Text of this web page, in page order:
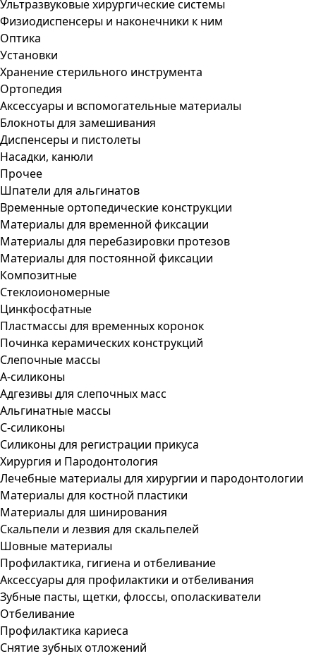
Ультразвуковые хирургические системы
Физиодиспенсеры и наконечники к ним
Оптика
Установки
Хранение стерильного инструмента
Ортопедия
Аксессуары и вспомогательные материалы
Блокноты для замешивания
Диспенсеры и пистолеты
Насадки, канюли
Прочее
Шпатели для альгинатов
Временные ортопедические конструкции
Материалы для временной фиксации
Материалы для перебазировки протезов
Материалы для постоянной фиксации
Композитные
Стеклоиономерные
Цинкфосфатные
Пластмассы для временных коронок
Починка керамических конструкций
Слепочные массы
А-силиконы
Адгезивы для слепочных масс
Альгинатные массы
С-силиконы
Силиконы для регистрации прикуса
Хирургия и Пародонтология
Лечебные материалы для хирургии и пародонтологии
Материалы для костной пластики
Материалы для шинирования
Скальпели и лезвия для скальпелей
Шовные материалы
Профилактика, гигиена и отбеливание
Аксессуары для профилактики и отбеливания
Зубные пасты, щетки, флоссы, ополаскиватели
Отбеливание
Профилактика кариеса
Снятие зубных отложений